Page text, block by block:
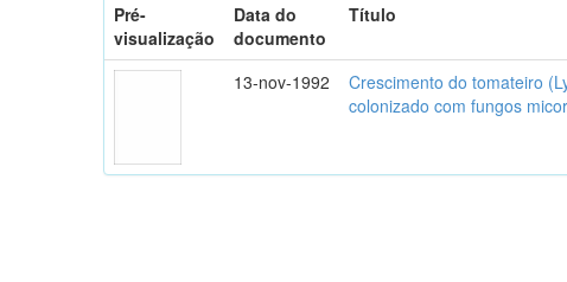
Pré-
visualização
Data do
documento
Título
13-nov-1992
Crescimento do tomateiro
colonizado com fungos